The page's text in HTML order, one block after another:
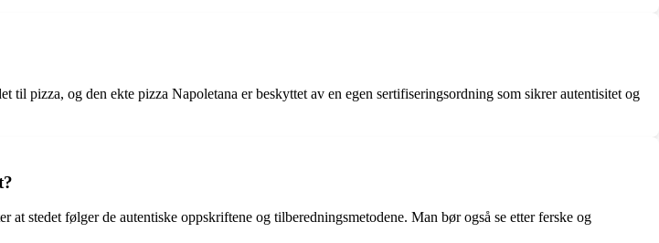
pizza, og den ekte pizza Napoletana er beskyttet av en egen sertifiseringsordning som sikrer autentisitet og
stedet følger de autentiske oppskriftene og tilberedningsmetodene. Man bør også se etter ferske og